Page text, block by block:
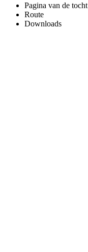
Pagina van de tocht
Route
Downloads